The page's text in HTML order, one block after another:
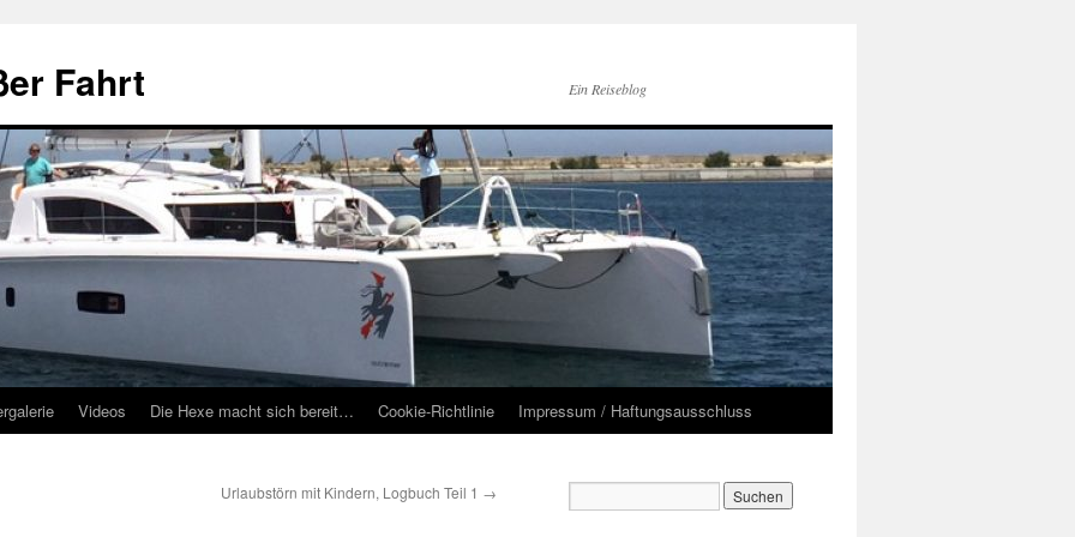
Fahrt Ein Reiseblog
Videos Die Hexe macht sich bereit… Cookie-Richtlinie Impressum / Haftungsausschluss
Urlaubstörn mit Kindern, Logbuch Teil 1 →